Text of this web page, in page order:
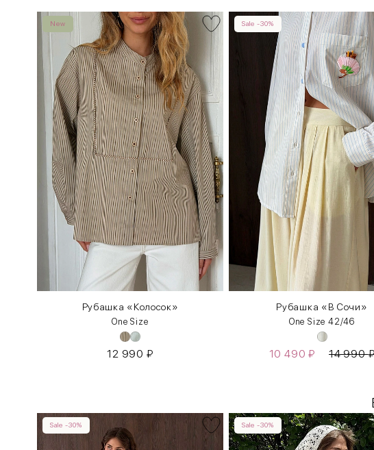
New
Рубашка «Колосок»
One Size
12 990 ₽
Sale -30%
Рубашка «В Сочи»
One Size 42/46
10 490₽ 14 990
Sale -30% Sale -30%